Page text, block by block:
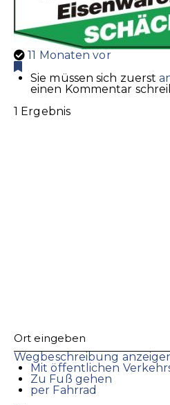
11 Monaten vor
Sie müssen sich zuerst
einen Kommentar
1 Ergebnis
Wegbeschreibung
Mit öffentlichen
Zu Fuß gehen
per Fahrrad